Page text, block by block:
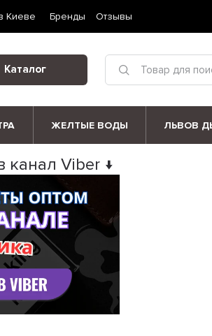
Киеве Бренды Отзывы
Каталог
ЖЕЛТЫЕ ВОДЫ ЛЬВОВ
канал Viber ↓